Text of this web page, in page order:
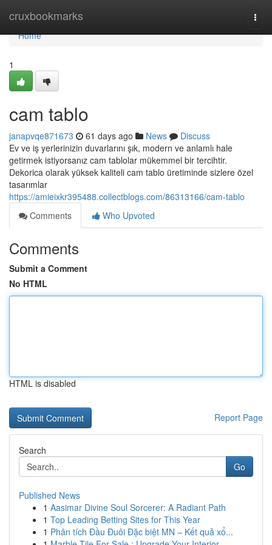
cruxbookmarks
Home
Home
1
cam tablo
janapvqe871673 61 days ago News
Discuss
Ev ve iş yerlerinizin duvarlarını şık, modern ve anlamlı hale
getirmek istiyorsanız cam tablolar mükemmel bir tercihtir.
Dekorica olarak yüksek kaliteli cam tablo üretiminde sizlere özel
tasarımlar
https://amieixkr395488.collectblogs.com/86313166/cam-tablo
Comments
Who Upvoted
Comments
Submit a Comment
No HTML
HTML is disabled
Report Page
Search
Go
Published News
1 Aasimar Divine Soul Sorcerer: A Radiant Path
1 Top Leading Betting Sites for This Year
1 Phân tích Đầu Đuôi Đặc biệt MN – Kết quả xổ...